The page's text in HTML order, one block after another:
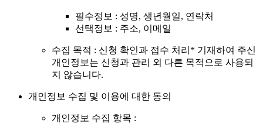
필수정보 : 성명, 생년월일, 연락처
선택정보 : 주소, 이메일
수집 목적 : 신청 확인과 접수 처리* 기재하여 주신
개인정보는 신청과 관리 외 다른 목적으로 사용되
지 않습니다.
개인정보 수집 및 이용에 대한 동의
개인정보 수집 항목 :